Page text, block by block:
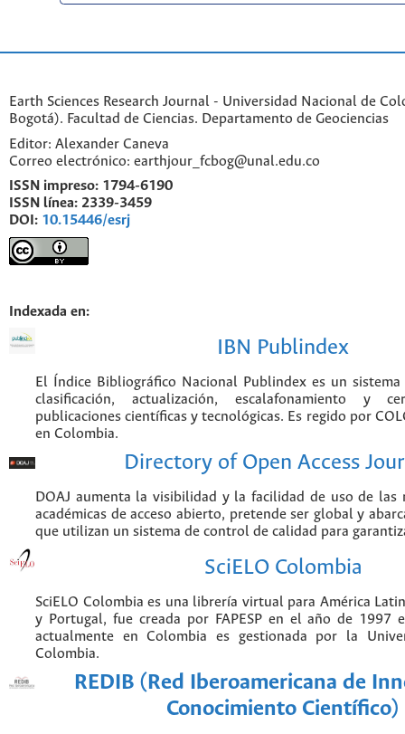
Earth Sciences Research Journal - Universidad Nacional de
Bogotá). Facultad de Ciencias. Departamento de Geociencias
Editor: Alexander Caneva
Correo electrónico: earthjour_fcbog@unal.edu.co
ISSN impreso: 1794-6190
ISSN línea: 2339-3459
DOI: 10.15446/esrj
Indexada en:
IBN Publindex
El Índice Bibliográfico Nacional Publindex es un
clasificación, actualización, escalafonamiento y
publicaciones científicas y tecnológicas. Es regido por
en Colombia.
Directory of Open Access
DOAJ aumenta la visibilidad y la facilidad de uso de las
académicas de acceso abierto, pretende ser global y
que utilizan un sistema de control de calidad para
SciELO Colombia
SciELO Colombia es una librería virtual para América
y Portugal, fue creada por FAPESP en el año de 1997
actualmente en Colombia es gestionada por la
Colombia.
REDIB (Red Iberoamericana de
Conocimiento Científico)